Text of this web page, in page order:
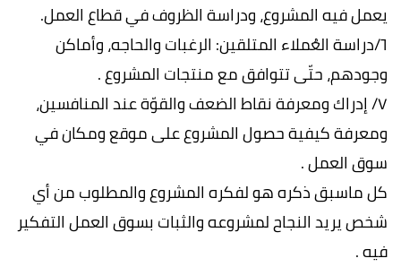
يعمل فيه المشروع، ودراسة الظروف في قطاع العمل.
٦/دراسة العُملاء المتلقين: الرغبات والحاجه، وأماكن
وجودهم، حتّى تتوافق مع منتجات المشروع .
٧/ إدراك ومعرفة نقاط الضعف والقوّة عند المنافسين،
ومعرفة كيفية حصول المشروع على موقع ومكان في
سوق العمل .
كل ماسبق ذكره هو لفكره المشروع والمطلوب من أي
شخص يريد النجاح لمشروعه والثبات بسوق العمل التفكير
فيه .